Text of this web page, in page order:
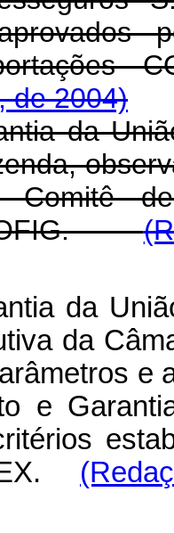
de 2004)
da
Comitê
COFIG.
da
da
e
e